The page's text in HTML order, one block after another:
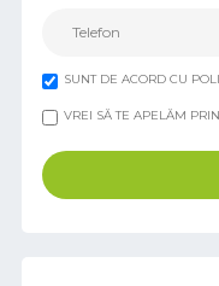
SUNT DE ACORD CU
VREI SĂ TE APELĂM